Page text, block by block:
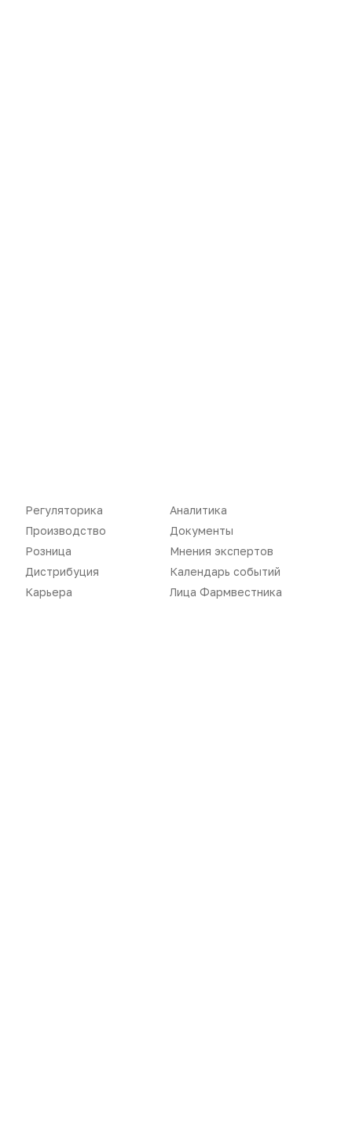
Производство
Розница
Дистрибуция
Подкасты
Интервью
Газета
Регуляторика
Производство
Розница
Дистрибуция
Карьера
Аналитика
Документы
Мнения экспертов
Календарь событий
Лица Фармвестника